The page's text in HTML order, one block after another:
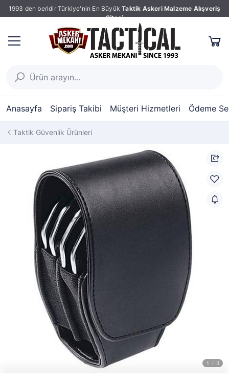
1993 den beridir Türkiye'nin En Büyük Taktik Askeri Malzeme Alışveriş
Sitesi
Anasayfa Sipariş Takibi Müşteri Hizmetleri Ödeme
Taktik Güvenlik Ürünleri